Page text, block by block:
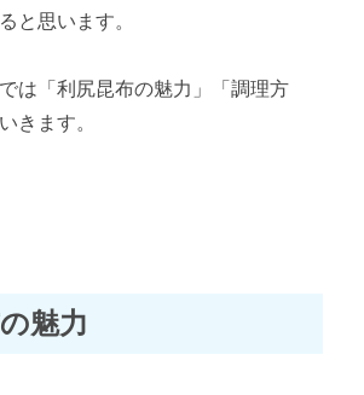
光スポット15選 【体験編①】
光スポット15選 【体験編②】
と思います。
は「利尻昆布の魅力」「調理方
きます。
魅力